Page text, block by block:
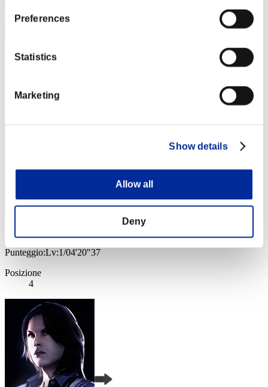
Preferences
Statistics
Marketing
Show details
Allow all
Deny
Cartwheel Kick
Posizione
Punteggio:Lv:1/04'20"37
Posizione
4